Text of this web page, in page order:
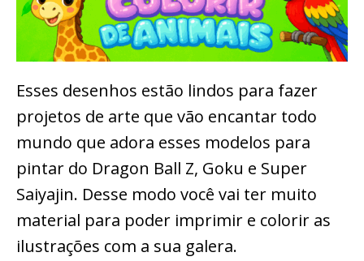
Esses desenhos estão lindos para fazer
projetos de arte que vão encantar todo
mundo que adora esses modelos para
pintar do Dragon Ball Z, Goku e Super
Saiyajin. Desse modo você vai ter muito
material para poder imprimir e colorir as
ilustrações com a sua galera.